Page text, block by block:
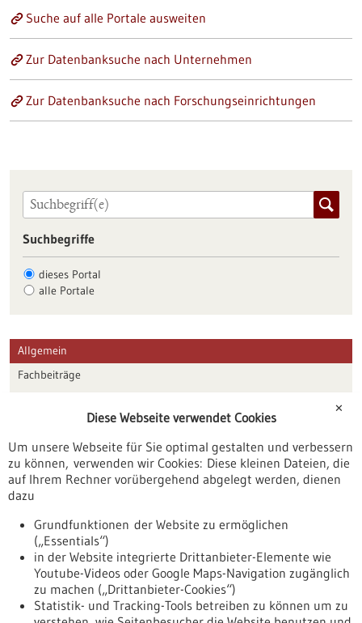
Suche auf alle Portale ausweiten
Zur Datenbanksuche nach Unternehmen
Zur Datenbanksuche nach Forschungseinrichtungen
Suchbegriffe
dieses Portal
alle Portale
Allgemein
Fachbeiträge
Veranstaltungen
Erscheinungsdatum
✕
Diese Webseite verwendet Cookies
Um unsere Webseite für Sie optimal gestalten und verbessern
zu können, verwenden wir Cookies: Diese kleinen Dateien, die
auf Ihrem Rechner vorübergehend abgelegt werden, dienen
dazu
Grundfunktionen der Website zu ermöglichen
(„Essentials“)
in der Website integrierte Drittanbieter-Elemente wie
Youtube-Videos oder Google Maps-Navigation zugänglich
zu machen („Drittanbieter-Cookies“)
Statistik- und Tracking-Tools betreiben zu können um zu